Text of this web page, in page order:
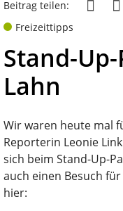
Beitrag teilen:
Freizeittipps
Stand-
Lahn
Wir waren heute mal
Reporterin Leonie
sich beim Stand-Up-
auch einen Besuch für
hier: